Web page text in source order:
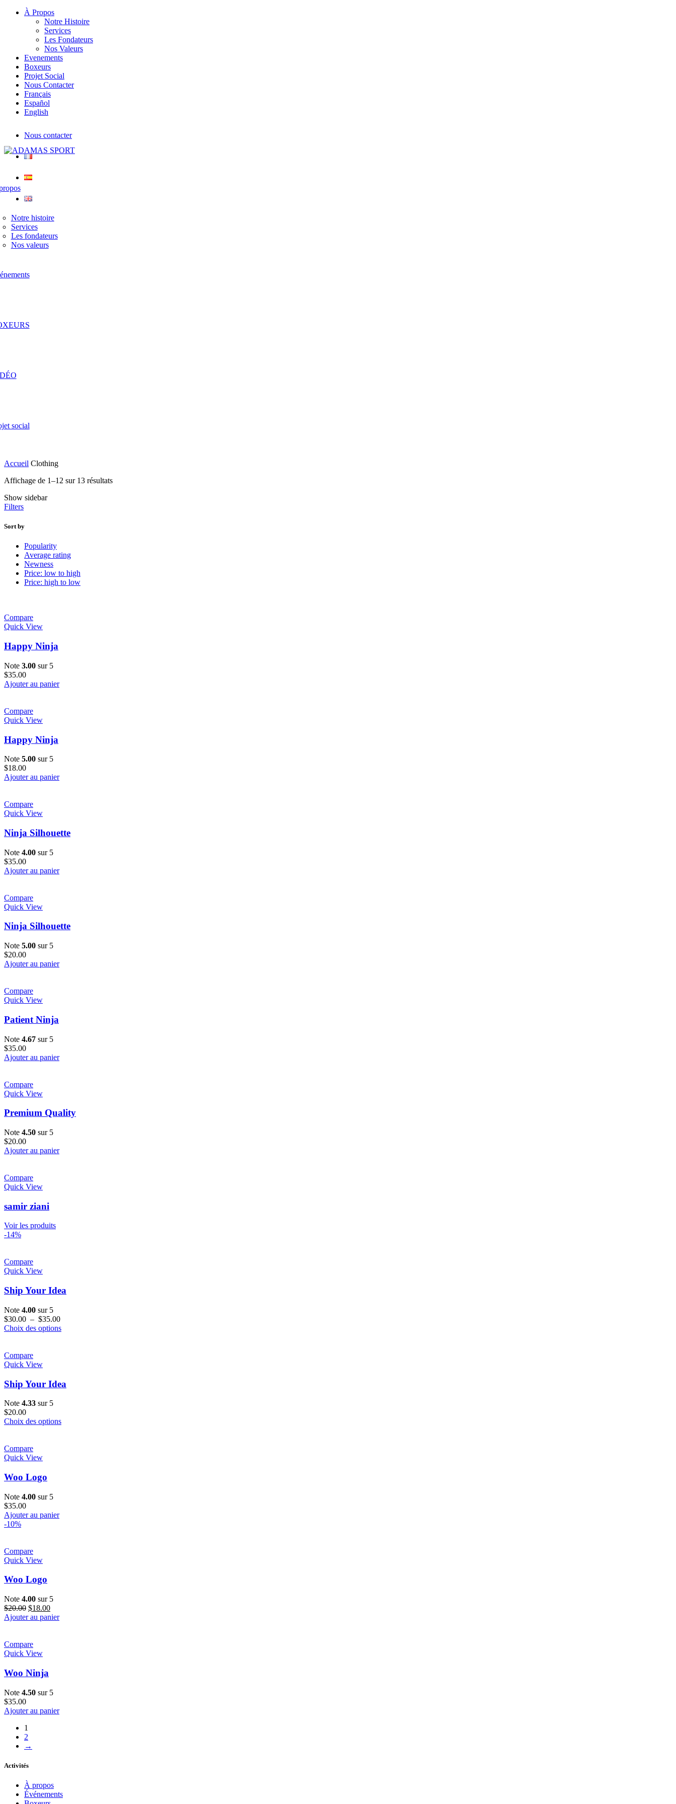
À Propos
Notre Histoire
Services
Les Fondateurs
Nos Valeurs
Evenements
Boxeurs
Projet Social
Nous Contacter
Français
Español
English
Nous contacter
Notre histoire
Services
Les fondateurs
Nos valeurs
social
Accueil Clothing
Affichage de 1–12 sur 13 résultats
Show sidebar
Filters
Sort by
Popularity
Average rating
Newness
Price: low to high
Price: high to low
Compare
Quick View
Happy Ninja
Note 3.00 sur 5
$35.00
Ajouter au panier
Compare
Quick View
Happy Ninja
Note 5.00 sur 5
$18.00
Ajouter au panier
Compare
Quick View
Ninja Silhouette
Note 4.00 sur 5
$35.00
Ajouter au panier
Compare
Quick View
Ninja Silhouette
Note 5.00 sur 5
$20.00
Ajouter au panier
Compare
Quick View
Patient Ninja
Note 4.67 sur 5
$35.00
Ajouter au panier
Compare
Quick View
Premium Quality
Note 4.50 sur 5
$20.00
Ajouter au panier
Compare
Quick View
samir ziani
Voir les produits
-14%
Compare
Quick View
Ship Your Idea
Note 4.00 sur 5
$30.00 – $35.00Plage
de
Choix des optionsCe
options
peuvent
sur
la
Compare
Quick View
Ship Your Idea
Note 4.33 sur 5
$20.00
Choix des optionsCe
Compare
Quick View
Woo Logo
Note 4.00 sur 5
$35.00
Ajouter au panier
-10%
Compare
Quick View
Woo Logo
Note 4.00 sur 5
$20.00 Le
prix
$20.00.
$18.00Le
prix
Ajouter au panier
Compare
Quick View
Woo Ninja
Note 4.50 sur 5
$35.00
Ajouter au panier
1
2
→
Activités
À propos
Événements